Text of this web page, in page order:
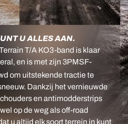
U ALLES AAN.
T/A KO3-band is klaar
en is met zijn 3PMSF-
om uitstekende tractie te
Dankzij het vernieuwde
en antimodderstrips
op de weg als off-road
u altijd elk soort terrein in kunt